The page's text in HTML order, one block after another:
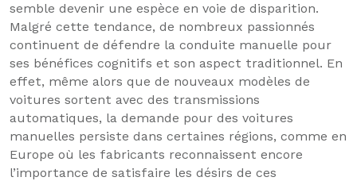
semble devenir une espèce en voie de disparition.
Malgré cette tendance, de nombreux passionnés
continuent de défendre la conduite manuelle pour
ses bénéfices cognitifs et son aspect traditionnel. En
effet, même alors que de nouveaux modèles de
voitures sortent avec des transmissions
automatiques, la demande pour des voitures
manuelles persiste dans certaines régions, comme en
Europe où les fabricants reconnaissent encore
l’importance de satisfaire les désirs de ces